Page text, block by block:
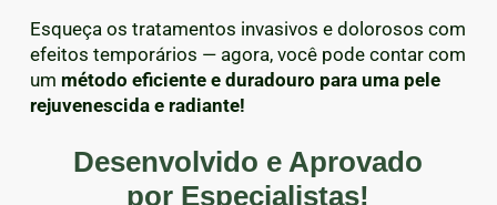
Esqueça os tratamentos invasivos e dolorosos com
efeitos temporários — agora, você pode contar com
um método eficiente e duradouro para uma pele
rejuvenescida e radiante!
Desenvolvido e Aprovado
por Especialistas!